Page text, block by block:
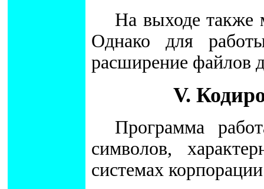
На выходе также
Однако для
расширение файлов
V.
Программа
символов,
системах